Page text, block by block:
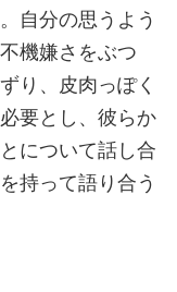
自分の思うよう
機嫌さをぶつ
り、皮肉っぽく
要とし、彼らか
について話し合
持って語り合う